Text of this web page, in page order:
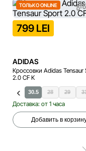
ТОЛЬКО ONLINE
799 LEI
ADIDAS
Кроссовки Adidas Tensaur
2.0 CF K
30 30.5 28 29
Доставка: от 1 часа
Добавить в